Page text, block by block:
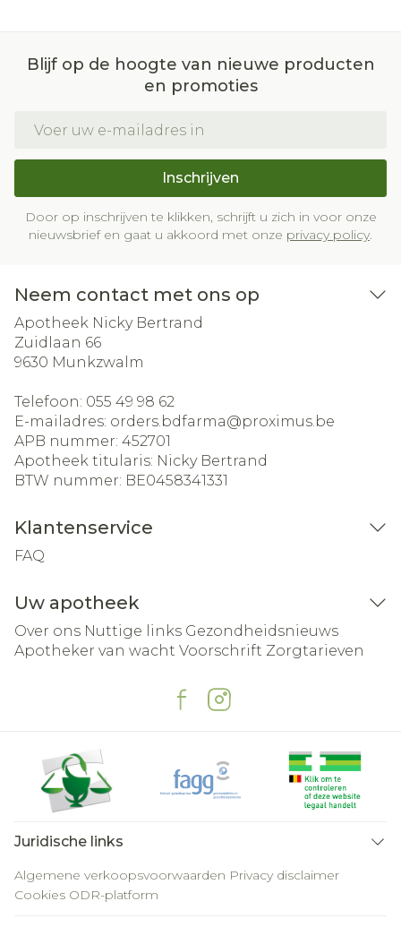
Blijf op de hoogte van nieuwe producten
en promoties
Inschrijven
Door op inschrijven te klikken, schrijft u zich in voor onze
nieuwsbrief en gaat u akkoord met onze privacy policy.
Neem contact met ons op
Apotheek Nicky Bertrand
Zuidlaan 66
9630 Munkzwalm
Telefoon: 055 49 98 62
E-mailadres: orders.bdfarma@proximus.be
APB nummer: 452701
Apotheek titularis: Nicky Bertrand
BTW nummer: BE0458341331
Klantenservice
FAQ
Uw apotheek
Over ons Nuttige links Gezondheidsnieuws
Apotheker van wacht Voorschrift Zorgtarieven
Juridische links
Algemene verkoopsvoorwaarden Privacy disclaimer
Cookies ODR-platform